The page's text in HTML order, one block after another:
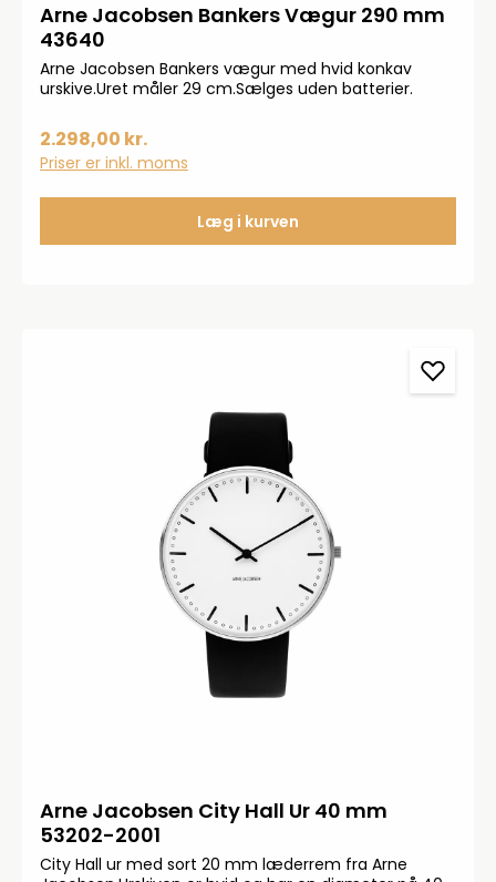
Arne Jacobsen Bankers Vægur 290 mm
43640
Arne Jacobsen Bankers vægur med hvid konkav
urskive.Uret måler 29 cm.Sælges uden batterier.
2.298,00 kr.
Priser er inkl. moms
Læg i kurven
Arne Jacobsen City Hall Ur 40 mm
53202-2001
City Hall ur med sort 20 mm læderrem fra Arne